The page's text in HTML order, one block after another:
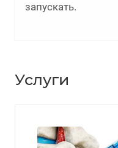
запускать.
Услуги